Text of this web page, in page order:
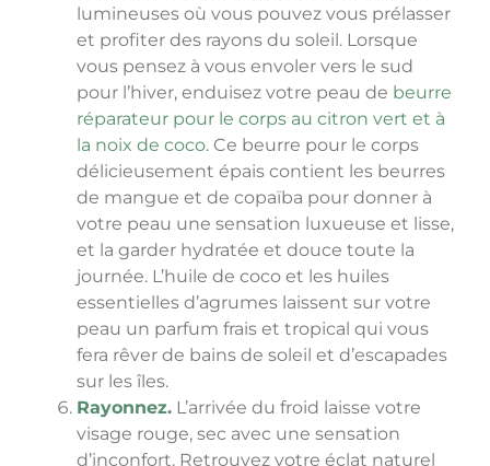
lumineuses où vous pouvez vous prélasser
et profiter des rayons du soleil. Lorsque
vous pensez à vous envoler vers le sud
pour l’hiver, enduisez votre peau de beurre
réparateur pour le corps au citron vert et à
la noix de coco. Ce beurre pour le corps
délicieusement épais contient les beurres
de mangue et de copaïba pour donner à
votre peau une sensation luxueuse et lisse,
et la garder hydratée et douce toute la
journée. L’huile de coco et les huiles
essentielles d’agrumes laissent sur votre
peau un parfum frais et tropical qui vous
fera rêver de bains de soleil et d’escapades
sur les îles.
Rayonnez. L’arrivée du froid laisse votre
visage rouge, sec avec une sensation
d’inconfort. Retrouvez votre éclat naturel